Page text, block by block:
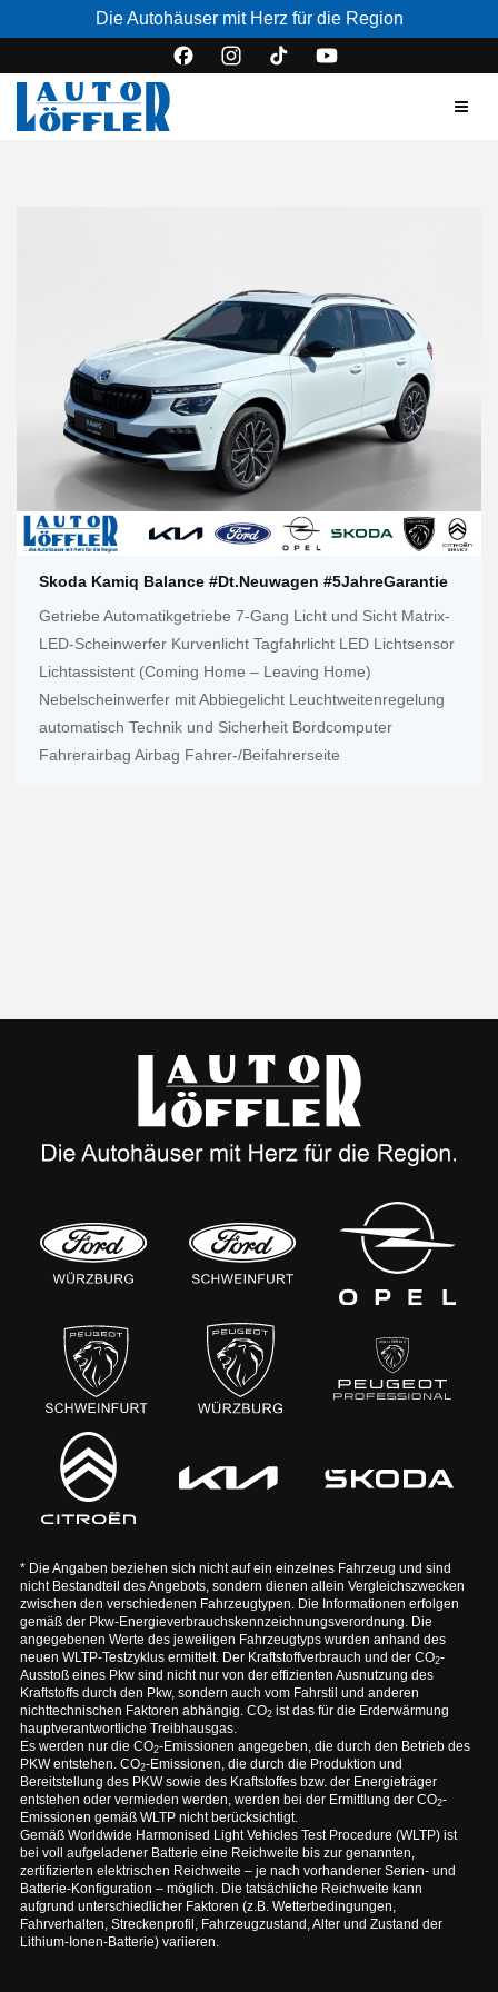
Die Autohäuser mit Herz für die Region
Skoda Kamiq Balance #Dt.Neuwagen #5JahreGarantie
Getriebe Automatikgetriebe 7-Gang Licht und Sicht Matrix-
LED-Scheinwerfer Kurvenlicht Tagfahrlicht LED Lichtsensor
Lichtassistent (Coming Home – Leaving Home)
Nebelscheinwerfer mit Abbiegelicht Leuchtweitenregelung
automatisch Technik und Sicherheit Bordcomputer
Fahrerairbag Airbag Fahrer-/Beifahrerseite
* Die Angaben beziehen sich nicht auf ein einzelnes Fahrzeug und sind
nicht Bestandteil des Angebots, sondern dienen allein Vergleichszwecken
zwischen den verschiedenen Fahrzeugtypen. Die Informationen erfolgen
gemäß der Pkw-Energieverbrauchskennzeichnungsverordnung. Die
angegebenen Werte des jeweiligen Fahrzeugtyps wurden anhand des
neuen WLTP-Testzyklus ermittelt. Der Kraftstoffverbrauch und der CO2-
Ausstoß eines Pkw sind nicht nur von der effizienten Ausnutzung des
Kraftstoffs durch den Pkw, sondern auch vom Fahrstil und anderen
nichttechnischen Faktoren abhängig. CO2ist das für die Erderwärmung
hauptverantwortliche Treibhausgas.
Es werden nur die CO2-Emissionen angegeben, die durch den Betrieb des
PKW entstehen. CO2-Emissionen, die durch die Produktion und
Bereitstellung des PKW sowie des Kraftstoffes bzw. der Energieträger
entstehen oder vermieden werden, werden bei der Ermittlung der CO2-
Emissionen gemäß WLTP nicht berücksichtigt.
Gemäß Worldwide Harmonised Light Vehicles Test Procedure (WLTP) ist
bei voll aufgeladener Batterie eine Reichweite bis zur genannten,
zertifizierten elektrischen Reichweite – je nach vorhandener Serien- und
Batterie-Konfiguration – möglich. Die tatsächliche Reichweite kann
aufgrund unterschiedlicher Faktoren (z.B. Wetterbedingungen,
Fahrverhalten, Streckenprofil, Fahrzeugzustand, Alter und Zustand der
Lithium-Ionen-Batterie) variieren.